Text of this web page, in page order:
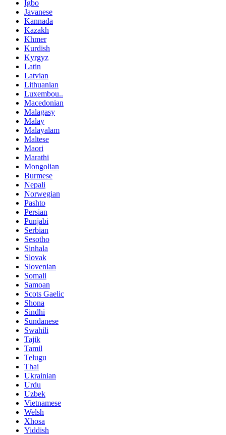
Igbo
Javanese
Kannada
Kazakh
Khmer
Kurdish
Kyrgyz
Latin
Latvian
Lithuanian
Luxembou..
Macedonian
Malagasy
Malay
Malayalam
Maltese
Maori
Marathi
Mongolian
Burmese
Nepali
Norwegian
Pashto
Persian
Punjabi
Serbian
Sesotho
Sinhala
Slovak
Slovenian
Somali
Samoan
Scots Gaelic
Shona
Sindhi
Sundanese
Swahili
Tajik
Tamil
Telugu
Thai
Ukrainian
Urdu
Uzbek
Vietnamese
Welsh
Xhosa
Yiddish